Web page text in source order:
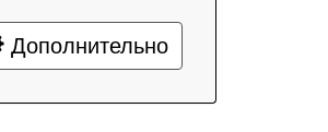
Дополнительно